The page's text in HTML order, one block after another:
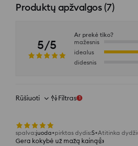
Produktų apžvalgos(7)
5/5
Ar prekė tiko?
mažesnis
idealus
didesnis
Rūšiuoti Filtras 1
spalva:juoda pirktas dydis:S Atitinka
Gera kokybė už mažą kainą👍️